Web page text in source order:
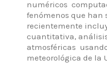
numéricos
fenómenos que han
recientemente
cuantitativa,
atmosféricas
meteorológica de la